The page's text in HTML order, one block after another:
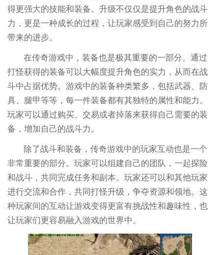
得更强大的技能和装备。升级不仅仅是提升角色的战斗
力，更是一种成长的过程，让玩家感受到自己的努力所
带来的进步。
在传奇游戏中，装备也是极其重要的一部分。通过
打怪获得的装备可以大幅度提升角色的实力，从而在战
斗中占据优势。游戏中的装备种类繁多，包括武器、防
具、腿甲等等，每一件装备都有其独特的属性和能力。
玩家可以通过购买、交易或者掉落来获得自己需要的装
备，增加自己的战斗力。
除了战斗和装备，传奇游戏中的玩家互动也是一个
非常重要的部分。玩家可以组建自己的团队，一起探险
和战斗，共同完成任务和副本。玩家还可以和其他玩家
进行交流和合作，共同打怪升级，争夺资源和领地。这
种玩家间的互动让游戏变得更富有挑战性和趣味性，也
让玩家们更容易融入游戏的世界中。